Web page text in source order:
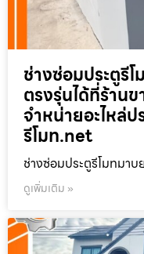
ช่างซ่อมประตูรี
ตรงรุ่นได้ที่ร้านข
จำหน่ายอะไหล่
รีโมท.net
ช่างซ่อมประตูรีโมทมาบ
ดูเพิ่มเติม »